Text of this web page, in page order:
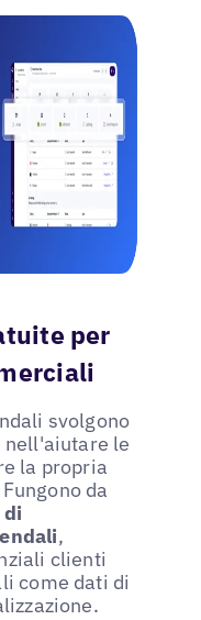
per
svolgono
nell'aiutare le
la propria
da
,
clienti
come dati di